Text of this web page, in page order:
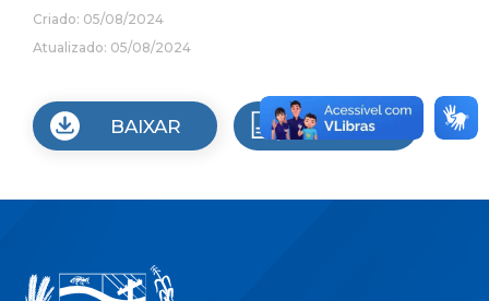
Criado: 05/08/2024
Atualizado: 05/08/2024
BAIXAR VISUALIZAR